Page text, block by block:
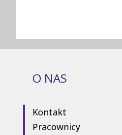
O NAS
Kontakt
Pracownicy